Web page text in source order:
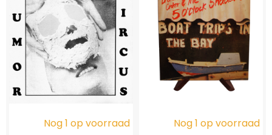
Nog 1 op voorraad Nog 1 op voorraad